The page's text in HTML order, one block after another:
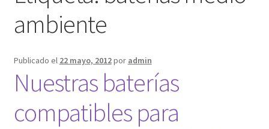
Contacto
Enova Bateria para Roomba
Finalizar compra
ambiente
Publicado el 22 mayo, 2012por admin
Nuestras baterías
compatibles para